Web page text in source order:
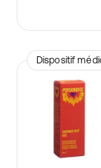
Dispositif